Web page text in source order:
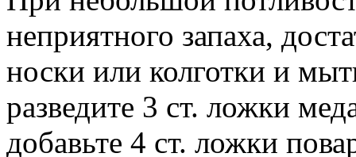
неприятного запаха,
носки или колготки и
разведите 3 ст. ложки
добавьте 4 ст. ложки